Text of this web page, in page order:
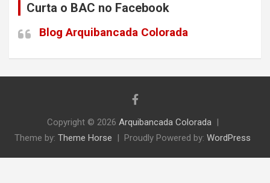
Curta o BAC no Facebook
Blog Arquibancada Colorada
Copyright © 2026 Arquibancada Colorada
Theme by: Theme Horse Proudly Powered by: WordPress